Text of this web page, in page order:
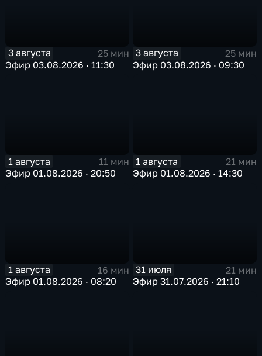
3 августа
25 мин
Эфир 03.08.2026 · 11:30
3 августа
25 мин
Эфир 03.08.2026 · 09:30
1 августа
11 мин
Эфир 01.08.2026 · 20:50
1 августа
21 мин
Эфир 01.08.2026 · 14:30
1 августа
16 мин
Эфир 01.08.2026 · 08:20
31 июля
21 мин
Эфир 31.07.2026 · 21:10